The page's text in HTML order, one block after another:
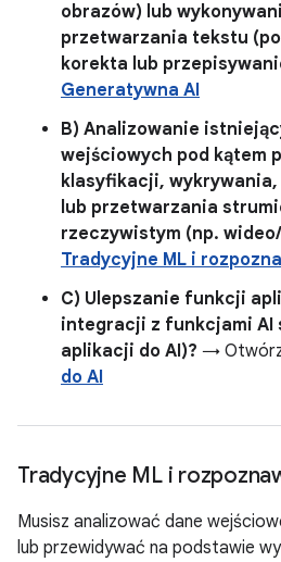
obrazów) lub
przetwarzania tekstu
korekta lub
Generatywna AI
B) Analizowanie
wejściowych pod kątem
klasyfikacji,
lub przetwarzania
rzeczywistym (np.
Tradycyjne ML i
C) Ulepszanie funkcji
integracji z funkcjami AI
aplikacji do AI)? →
do AI
Tradycyjne ML i
Musisz analizować dane
lub przewidywać na podstawie